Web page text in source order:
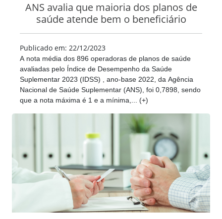
ANS avalia que maioria dos planos de
saúde atende bem o beneficiário
Publicado em: 22/12/2023
A nota média dos 896 operadoras de planos de saúde
avaliadas pelo Índice de Desempenho da Saúde
Suplementar 2023 (IDSS) , ano-base 2022, da Agência
Nacional de Saúde Suplementar (ANS), foi 0,7898, sendo
que a nota máxima é 1 e a mínima,... (+)